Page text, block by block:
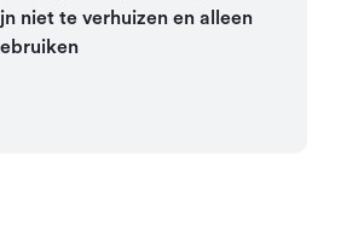
niet te verhuizen en alleen